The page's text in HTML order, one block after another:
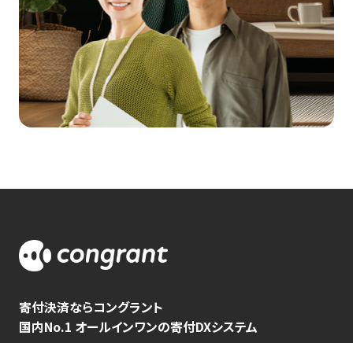
寄付決済ならコングラント
国内No.1 オールインワンの寄付DXシステム